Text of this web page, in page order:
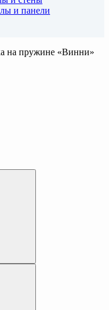
и панели
на пружине «Винни»